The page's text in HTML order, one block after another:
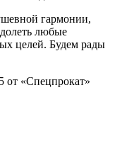
гармонии,
любые
целей. Будем рады